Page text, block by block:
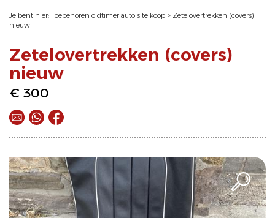
Je bent hier: Toebehoren oldtimer auto's te koop > Zetelovertrekken (covers)
nieuw
Zetelovertrekken (covers)
nieuw
€ 300